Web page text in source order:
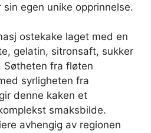
egen unike opprinnelse.
ostekake laget med en
gelatin, sitronsaft, sukker
fra fløten
syrligheten fra
denne kaken et
smaksbilde.
avhengig av regionen